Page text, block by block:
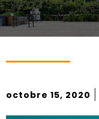
octobre 15, 2020